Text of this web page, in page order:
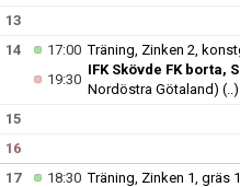
13
14
17:00Träning, Zinken 2,
19:30
IFK Skövde FK borta,
Nordöstra Götaland) (..)
15
16
17 18:30Träning, Zinken 1, gräs